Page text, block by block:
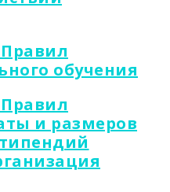
обучения
и размеров